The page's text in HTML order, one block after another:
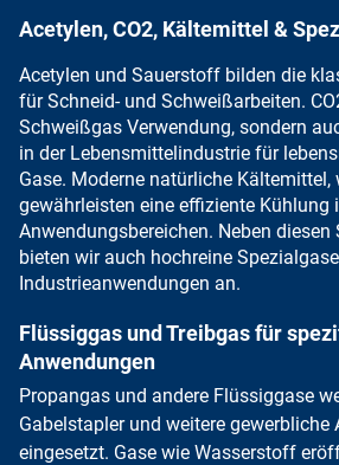
Acetylen, CO2, Kältemittel &
Acetylen und Sauerstoff bilden die
für Schneid- und Schweißarbeiten.
Schweißgas Verwendung, sondern
in der Lebensmittelindustrie für
Gase. Moderne natürliche Kältemittel,
gewährleisten eine effiziente Kühlung
Anwendungsbereichen. Neben diesen
bieten wir auch hochreine Spezialgase
Industrieanwendungen an.
Flüssiggas und Treibgas für
Anwendungen
Propangas und andere Flüssiggase
Gabelstapler und weitere gewerbliche
eingesetzt. Gase wie Wasserstoff